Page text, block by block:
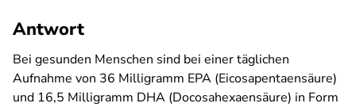
Antwort
Bei gesunden Menschen sind bei einer täglichen
Aufnahme von 36 Milligramm EPA (Eicosapentaensäure)
und 16,5 Milligramm DHA (Docosahexaensäure) in Form